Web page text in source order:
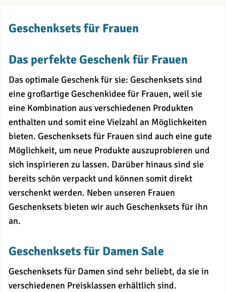
Geschenksets für Frauen
Das perfekte Geschenk für Frauen
Das optimale Geschenk für sie: Geschenksets sind
eine großartige Geschenkidee für Frauen, weil sie
eine Kombination aus verschiedenen Produkten
enthalten und somit eine Vielzahl an Möglichkeiten
bieten. Geschenksets für Frauen sind auch eine gute
Möglichkeit, um neue Produkte auszuprobieren und
sich inspirieren zu lassen. Darüber hinaus sind sie
bereits schön verpackt und können somit direkt
verschenkt werden. Neben unseren Frauen
Geschenksets bieten wir auch Geschenksets für ihn
an.
Geschenksets für Damen Sale
Geschenksets für Damen sind sehr beliebt, da sie in
verschiedenen Preisklassen erhältlich sind.